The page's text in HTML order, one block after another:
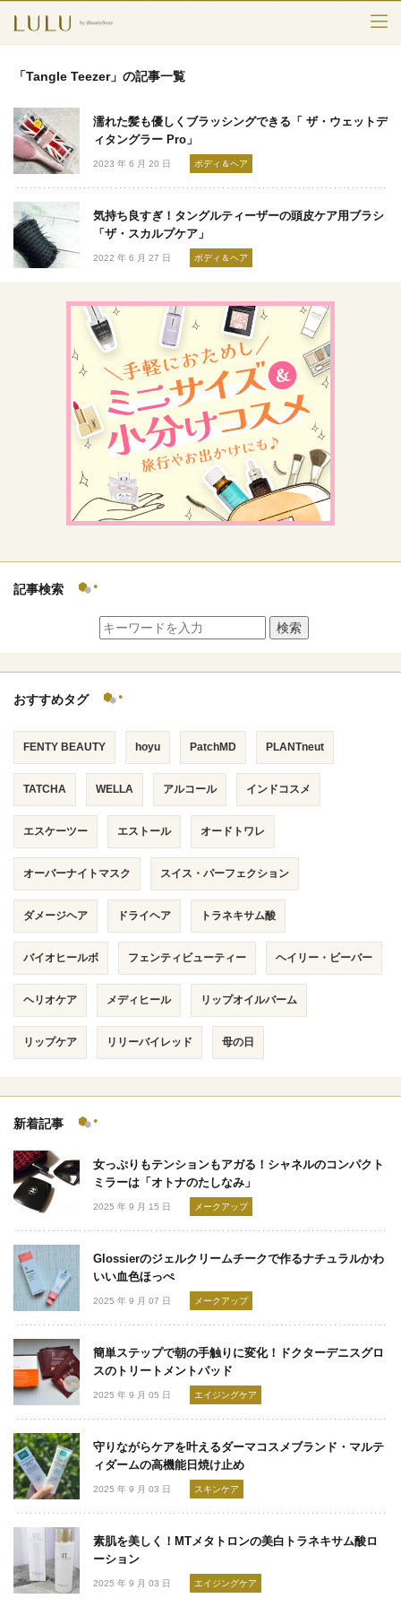
スキンケア
メークアップ
エイジングケア
フレグランス
ボディ＆ヘア
ライフスタイル
検索
「Tangle Teezer」の記事一覧
濡れた髪も優しくブラッシングできる「 ザ・ウェットデ
ィタングラー Pro」
2023 年 6 月 20 日 ボディ＆ヘア
気持ち良すぎ！タングルティーザーの頭皮ケア用ブラシ
「ザ・スカルプケア」
2022 年 6 月 27 日 ボディ＆ヘア
記事検索
検索
おすすめタグ
FENTY BEAUTY hoyu PatchMD PLANTneut
TATCHA WELLA アルコール インドコスメ
エスケーツー エストール オードトワレ
オーバーナイトマスク スイス・パーフェクション
ダメージヘア ドライヘア トラネキサム酸
バイオヒールボ フェンティビューティー ヘイリー・ビーバー
ヘリオケア メディヒール リップオイルバーム
リップケア リリーバイレッド 母の日
新着記事
女っぷりもテンションもアガる！シャネルのコンパクト
ミラーは「オトナのたしなみ」
2025 年 9 月 15 日 メークアップ
Glossierのジェルクリームチークで作るナチュラルかわ
いい血色ほっぺ
2025 年 9 月 07 日 メークアップ
簡単ステップで朝の手触りに変化！ドクターデニスグロ
スのトリートメントパッド
2025 年 9 月 05 日 エイジングケア
守りながらケアを叶えるダーマコスメブランド・マルテ
ィダームの高機能日焼け止め
2025 年 9 月 03 日 スキンケア
素肌を美しく！MTメタトロンの美白トラネキサム酸ロ
ーション
2025 年 9 月 03 日 エイジングケア